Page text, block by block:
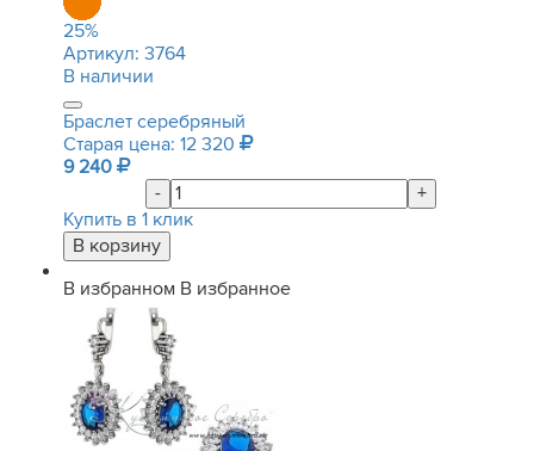
25%
Артикул: 3764
В наличии
Браслет серебряный
Старая цена: 12 320
9 240
-
+
Купить в 1 клик
В избранном В избранное